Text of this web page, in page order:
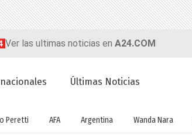
Ver las ultimas noticias en A24.COM
Últimas Noticias
Peretti AFA Argentina Wanda Nara